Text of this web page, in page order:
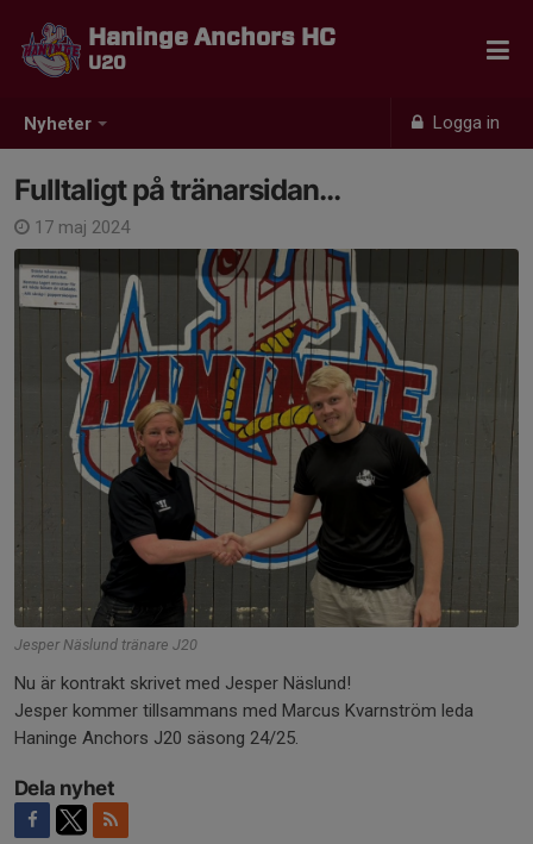
Nyheter Logga in
Haninge Anchors HC
U20
Fulltaligt på tränarsidan…
17 maj 2024
Jesper Näslund tränare J20
Nu är kontrakt skrivet med Jesper Näslund!
Jesper kommer tillsammans med Marcus Kvarnström leda
Haninge Anchors J20 säsong 24/25.
Dela nyhet